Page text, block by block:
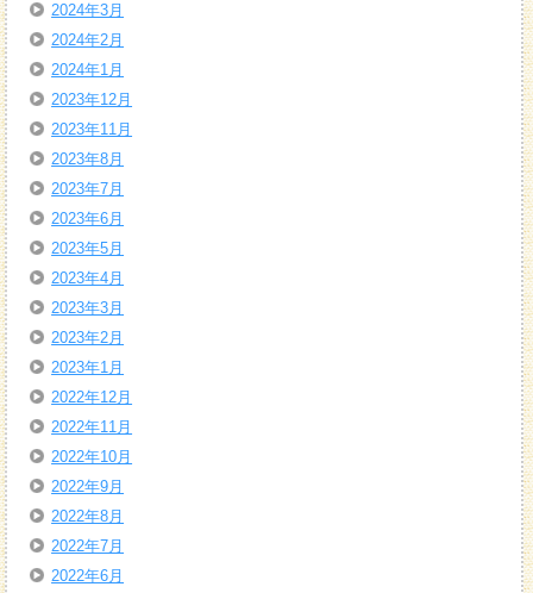
2024年3月
2024年2月
2024年1月
2023年12月
2023年11月
2023年8月
2023年7月
2023年6月
2023年5月
2023年4月
2023年3月
2023年2月
2023年1月
2022年12月
2022年11月
2022年10月
2022年9月
2022年8月
2022年7月
2022年6月